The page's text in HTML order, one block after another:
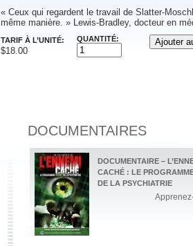
« Ceux qui regardent le travail de Slatter-
même manière. » Lewis-Bradley, docteur en
TARIF À L’UNITÉ:
$18.00
QUANTITÉ:
DOCUMENTAIRES
DOCUMENTAIRE –
CACHÉ : LE
DE LA PSYCHIATRIE